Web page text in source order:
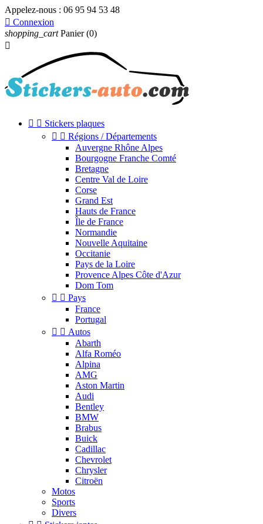
Appelez-nous : 06 95 94 53 48
 Connexion
shopping_cart Panier (0)

  Stickers plaques
  Régions / Départements
Auvergne Rhône Alpes
Bourgogne Franche Comté
Bretagne
Centre Val de Loire
Corse
Grand Est
Hauts de France
Île de France
Normandie
Nouvelle Aquitaine
Occitanie
Pays de la Loire
Provence Alpes Côte d'Azur
Dom Tom
  Pays
France
Portugal
  Autos
Abarth
Alfa Roméo
Alpina
AMG
Aston Martin
Audi
Bentley
BMW
Brabus
Buick
Cadillac
Chevrolet
Chrysler
Citroën
Motos
Sports
Divers